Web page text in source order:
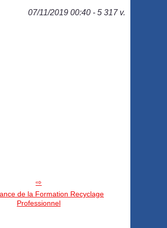
07/11/2019 00:40 - 5 317 v.
de la Formation Recyclage
Professionnel